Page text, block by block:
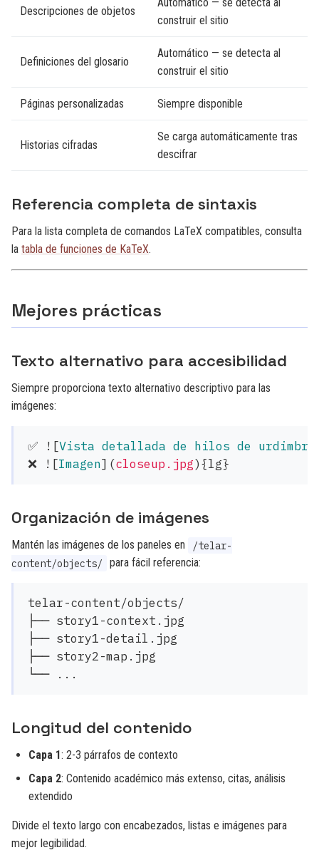
Descripciones de objetos
Automático — se detecta al
construir el sitio
Definiciones del glosario
Automático — se detecta al
construir el sitio
Páginas personalizadas Siempre disponible
Historias cifradas
Se carga automáticamente tras
descifrar
Referencia completa de sintaxis
Para la lista completa de comandos LaTeX compatibles, consulta
la tabla de funciones de KaTeX.
Mejores prácticas
Texto alternativo para accesibilidad
Siempre proporciona texto alternativo descriptivo para las
imágenes:
✅ ! [Vista detallada de hilos de urdimbre
❌ ! [Imagen](closeup.jpg)
Organización de imágenes
Mantén las imágenes de los paneles en
/telar-
content/objects/
para fácil referencia:
telar-content/objects/
├── story1-context.jpg
├── story1-detail.jpg
├── story2-map.jpg
Longitud del contenido
Capa 1: 2-3 párrafos de contexto
Capa 2: Contenido académico más extenso, citas, análisis
extendido
Divide el texto largo con encabezados, listas e imágenes para
mejor legibilidad.